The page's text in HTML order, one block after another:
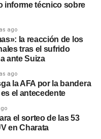
informe técnico sobre
ago
la reacción de los
tras el sufrido
ante Suiza
ago
la AFA por la bandera
el antecedente
el sorteo de las 53
en Charata